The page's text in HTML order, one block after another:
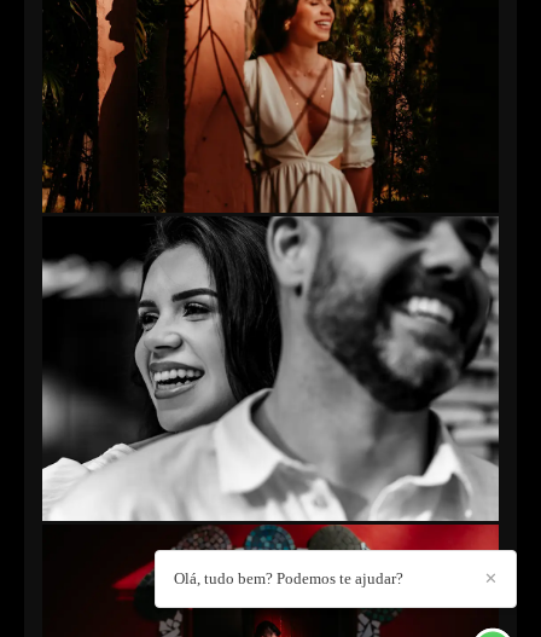
✕
Olá, tudo bem? Podemos te ajudar?